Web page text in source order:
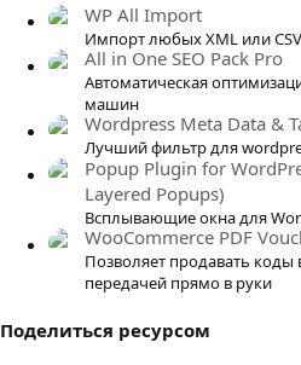
WP All Import
Импорт любых XML или
All in One SEO Pack Pro
Автоматическая
машин
Wordpress Meta Data &
Лучший фильтр для
Popup Plugin for
Layered Popups)
Всплывающие окна для
WooCommerce PDF
Позволяет продавать
передачей прямо в руки
Поделиться ресурсом